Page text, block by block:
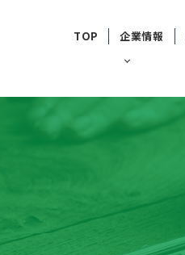
TOP 企業情報